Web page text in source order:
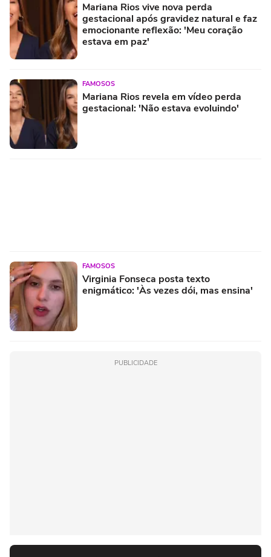
Mariana Rios vive nova perda
gestacional após gravidez natural e faz
emocionante reflexão: 'Meu coração
estava em paz'
FAMOSOS
Mariana Rios revela em vídeo perda
gestacional: 'Não estava evoluindo'
FAMOSOS
Virginia Fonseca posta texto
enigmático: 'Às vezes dói, mas ensina'
PUBLICIDADE